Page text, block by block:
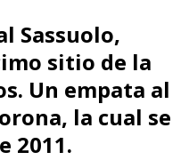
Sassuolo,
sitio de la
Un empata al
la cual se
2011.